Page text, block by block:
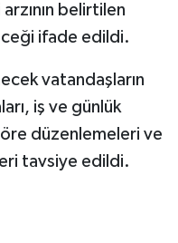
belirtilen
ifade edildi.
vatandaşların
iş ve günlük
düzenlemeleri ve
tavsiye edildi.